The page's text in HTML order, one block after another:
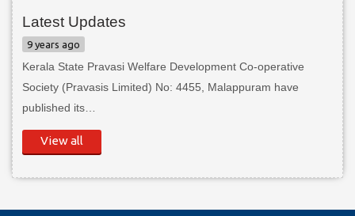
Latest Updates
9 years ago
Kerala State Pravasi Welfare Development Co-operative
Society (Pravasis Limited) No: 4455, Malappuram have
published its…
View all